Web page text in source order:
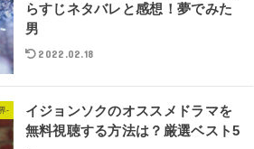
らすじネタバレと感想！夢でみた
男
2022.02.18
-
イジョンソクのオススメドラマを
無料視聴する方法は？厳選ベスト5